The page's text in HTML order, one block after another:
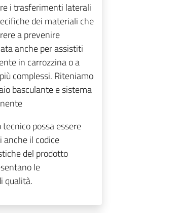
i trasferimenti laterali
dei materiali che
a prevenire
anche per assistiti
in carrozzina o a
complessi. Riteniamo
basculante e sistema
possa essere
il codice
del prodotto
le
qualità.